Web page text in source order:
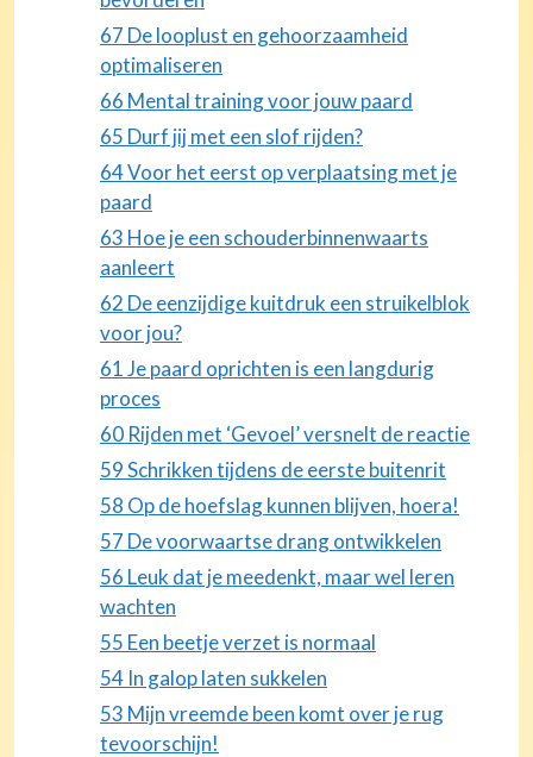
67 De looplust en gehoorzaamheid
optimaliseren
66 Mental training voor jouw paard
65 Durf jij met een slof rijden?
64 Voor het eerst op verplaatsing met je
paard
63 Hoe je een schouderbinnenwaarts
aanleert
62 De eenzijdige kuitdruk een struikelblok
voor jou?
61 Je paard oprichten is een langdurig
proces
60 Rijden met ‘Gevoel’ versnelt de reactie
59 Schrikken tijdens de eerste buitenrit
58 Op de hoefslag kunnen blijven, hoera!
57 De voorwaartse drang ontwikkelen
56 Leuk dat je meedenkt, maar wel leren
wachten
55 Een beetje verzet is normaal
54 In galop laten sukkelen
53 Mijn vreemde been komt over je rug
tevoorschijn!